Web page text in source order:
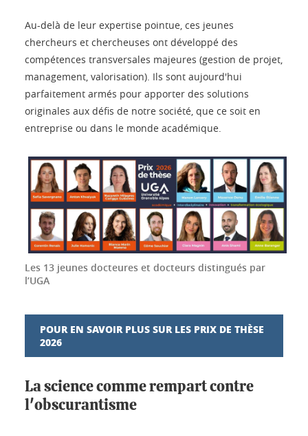
Au-delà de leur expertise pointue, ces jeunes
chercheurs et chercheuses ont développé des
compétences transversales majeures (gestion de projet,
management, valorisation). Ils sont aujourd'hui
parfaitement armés pour apporter des solutions
originales aux défis de notre société, que ce soit en
entreprise ou dans le monde académique.
Les 13 jeunes docteures et docteurs distingués par
l’UGA
POUR EN SAVOIR PLUS SUR LES PRIX DE THÈSE
2026
La science comme rempart contre
l'obscurantisme